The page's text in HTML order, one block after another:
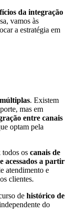
da integração
vamos às
a estratégia em
. Existem
mas em
entre canais
optam pela
todos os canais de
acessados a partir
atendimento e
clientes.
de histórico de
do